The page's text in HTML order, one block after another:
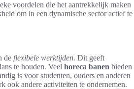
voordelen die het aantrekkelijk maken
om in een dynamische sector actief te
de flexibele werktijden. Dit geeft
te houden. Veel horeca banen bieden
is voor studenten, ouders en anderen
ook andere activiteiten te ondernemen.